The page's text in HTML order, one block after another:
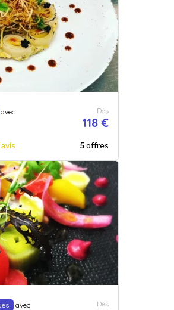
avec Dès
118 €
5offres
avec Dès